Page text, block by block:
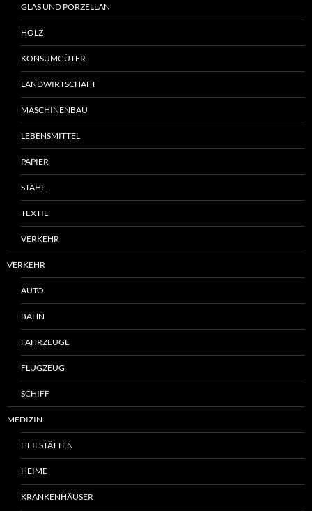
GLAS UND PORZELLAN
HOLZ
KONSUMGÜTER
LANDWIRTSCHAFT
MASCHINENBAU
LEBENSMITTEL
PAPIER
STAHL
TEXTIL
VERKEHR
VERKEHR
AUTO
BAHN
FAHRZEUGE
FLUGZEUG
SCHIFF
MEDIZIN
HEILSTÄTTEN
HEIME
KRANKENHÄUSER